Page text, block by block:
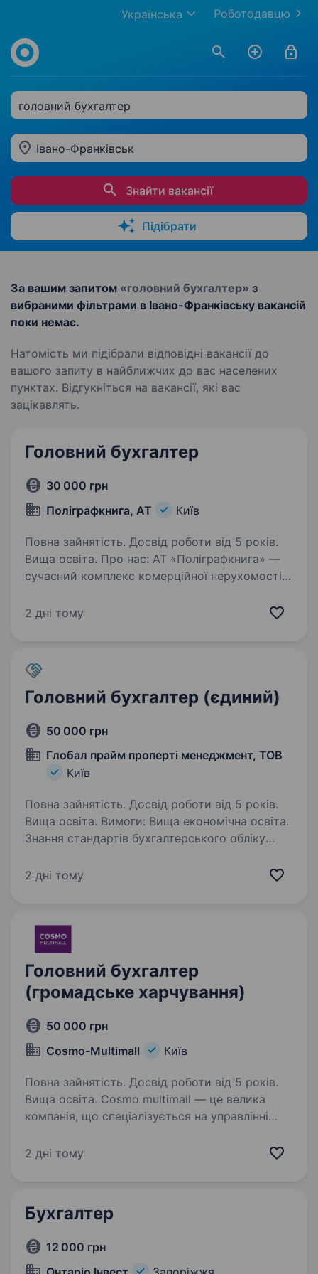
Роботодавцю
Українська
головний бухгалтер
Івано-Франківськ
Знайти вакансії
Підібрати
За вашим запитом «головний бухгалтер» з
вибраними фільтрами в Івано-Франківську вакансій
поки немає.
Натомість ми підібрали відповідні вакансії до
вашого запиту в найближчих до вас населених
пунктах. Відгукніться на вакансії, які вас
зацікавлять.
Головний бухгалтер
30 000 грн
Поліграфкнига, АТ
Київ
Повна зайнятість. Досвід роботи від 5 років.
Вища освіта. Про нас: АТ «Поліграфкнига» —
сучасний комплекс комерційної нерухомості у
та виробничі приміщення різного формату
2 дні тому
Головний бухгалтер (єдиний)
50 000 грн
Глобал прайм проперті менеджмент, ТОВ
Київ
Повна зайнятість. Досвід роботи від 5 років.
Вища освіта. Вимоги: Вища економічна освіта.
Знання стандартів бухгалтерського обліку
на всіх ділянках бухгалтерського
2 дні тому
Головний бухгалтер
(громадське харчування)
50 000 грн
Cosmo-Multimall
Київ
Повна зайнятість. Досвід роботи від 5 років.
Вища освіта. Cosmo multimall — це велика
компанія, що спеціалізується на управлінні
нерухомісті: готелі, ресторан, конгрес-хол,
2 дні тому
Бухгалтер
12 000 грн